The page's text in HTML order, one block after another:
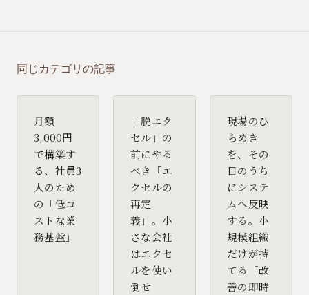
同じカテゴリの記事
月額
3,000円
で構築す
る、社員3
人のため
の「低コ
ストな業
務基盤」
「脱エク
セル」の
前にやる
べき「エ
クセルの
再定
義」。小
さな会社
はエクセ
ルを使い
倒せ
現場のひ
らめき
を、その
日のうち
にシステ
ムへ反映
する。小
規模組織
だけが持
てる「改
善の即時